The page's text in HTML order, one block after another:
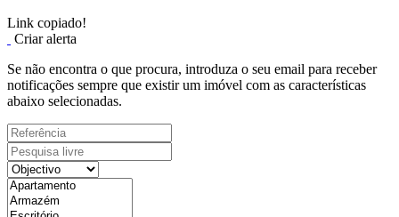
Link copiado!
Criar alerta
Se não encontra o que procura, introduza o seu email para receber
notificações sempre que existir um imóvel com as características
abaixo selecionadas.